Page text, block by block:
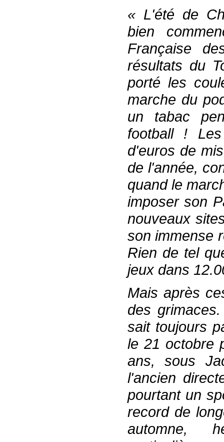
« L'été de
bien
Française
résultats du
porté les
marche du
un tabac
football !
d'euros de
de l'année,
quand le
imposer son
nouveaux
son immense
Rien de tel
jeux dans
Mais après
des
sait toujours
le 21 octobre
ans, sous
l'ancien
pourtant un
record de
automne,